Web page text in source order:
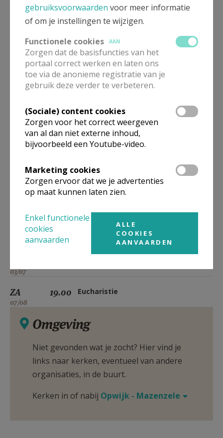
07/11
19.00 Eucharistie
19.00 Eucharistie
02/01
19.00 Eucharistie
06/02
19.00 Eucharistie
06/03
19.00 Eucharistie
03/04
19.00 Eucharistie
05/06
19.00 Eucharistie
03/07
ZA
07/08
19.00 Eucharistie
Omgeving
Niet gevonden wat je zocht? Hier vind je
links naar kerken, eventueel van andere
organisaties, in de buurt.
Kerken in of nabij Opwijk - Mazenzele
gebruiksvoorwaarden voor meer informatie
of om je instellingen te wijzigen.
Functionele cookies
AAN
Zorgen dat de basisfuncties van het
portaal correct werken en laten ons
toe via de anonieme registratie van je
gebruik deze verder te verbeteren.
(Sociale) content cookies
Zorgen voor het correct weergeven
van al dan niet externe inhoud,
bijvoorbeeld een Youtube-video.
Marketing cookies
Zorgen ervoor dat we je advertenties
op maat kunnen laten zien.
Enkel functionele
cookies
aanvaarden
ALLE
COOKIES
AANVAARDEN